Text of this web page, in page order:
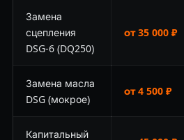
Замена
сцепления
DSG-6 (DQ250)
от 35 000 ₽
Замена масла
DSG (мокрое)
от 4 500 ₽
Капитальный